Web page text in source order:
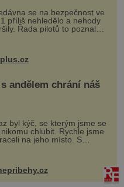
se na bezpečnost ve
příliš nehledělo a nehody
Řada pilotů to poznala
kůži, často s trvalými
nebo bohužel i ztrátou
nepochopiteln...
andělem chrání náš
byl kýč, se kterým jsme se
chlubit. Rychle jsme
na jeho místo. S
Vaškem jsme si pořídili
takový domek na severu
jsme si naplánova...